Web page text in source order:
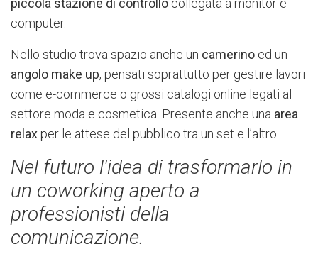
piccola stazione di controllo collegata a monitor e
computer.
Nello studio trova spazio anche un camerino ed un
angolo make up, pensati soprattutto per gestire lavori
come e-commerce o grossi catalogi online legati al
settore moda e cosmetica. Presente anche una area
relax per le attese del pubblico tra un set e l’altro.
Nel futuro l'idea di trasformarlo in
un coworking aperto a
professionisti della
comunicazione.